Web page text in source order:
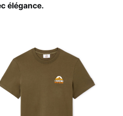
élégance.